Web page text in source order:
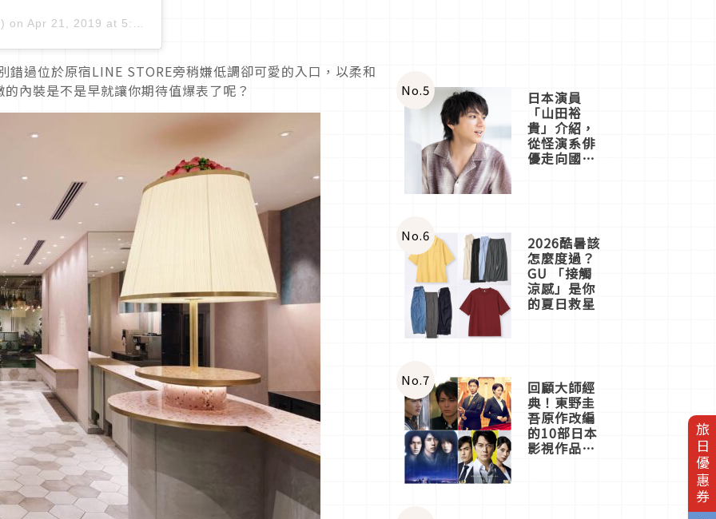
旅日優惠券
on Apr 21, 2019 at 5:14am PDT
過位於原宿LINE STORE旁稍嫌低調卻可愛的入口，以柔和
內裝是不是早就讓你期待值爆表了呢？
No.5 日本演員
「山田裕
貴」介紹，
從怪演系俳
優走向國民
No.6 2026酷暑該
怎麼度過？
GU 「接觸
涼感」是你
的夏日救星
No.7 回顧大師經
典！東野圭
吾原作改編
的10部日本
影視作品推